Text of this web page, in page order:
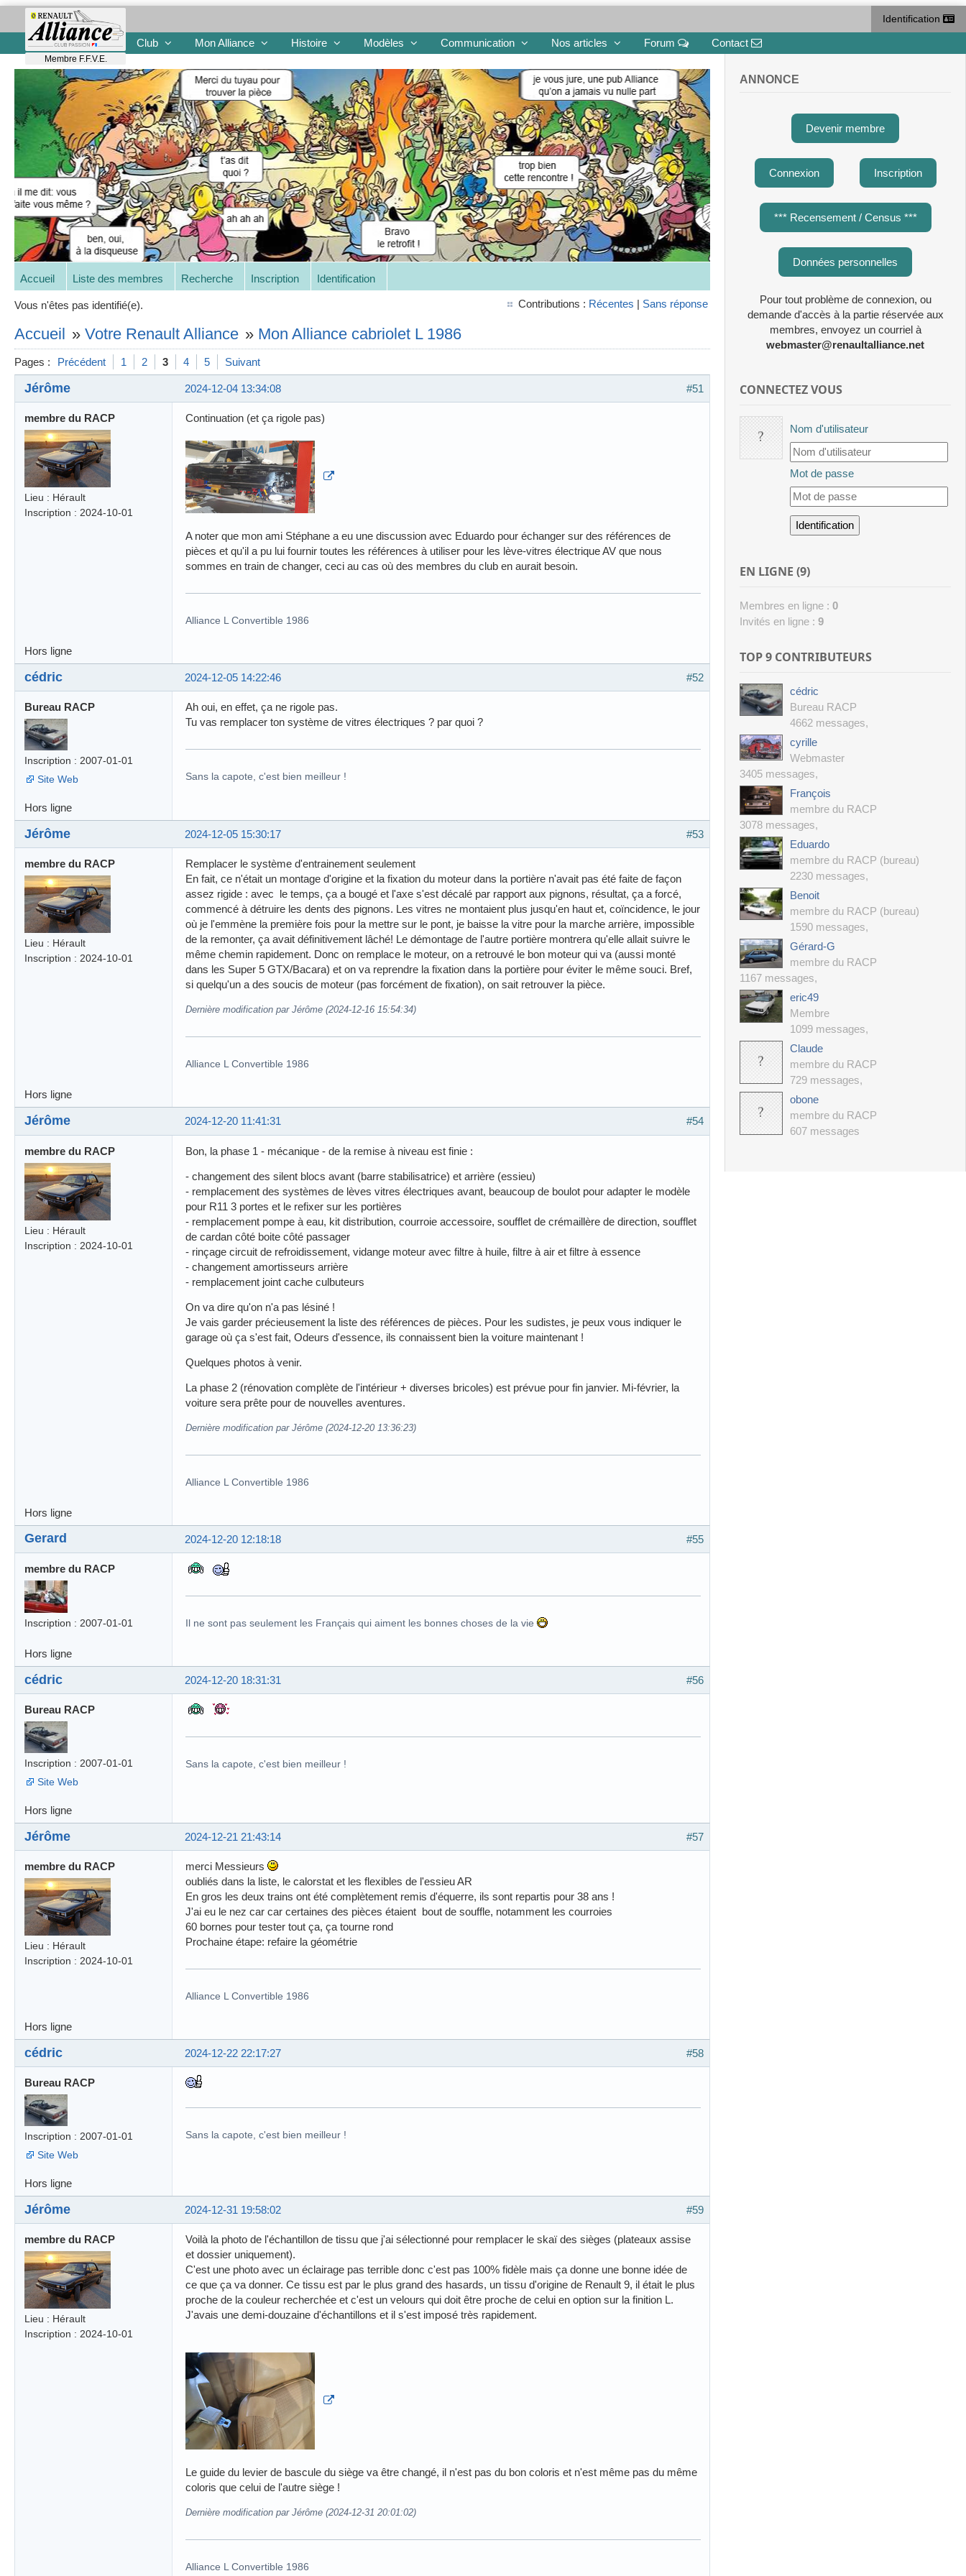
Membre F.F.V.E.
Identification
Club Mon Alliance Histoire Modèles Communication Nos articles Forum Contact
Accueil Liste des membres Recherche Inscription Identification
Vous n'êtes pas identifié(e). Contributions : Récentes | Sans réponse
Accueil » Votre Renault Alliance » Mon Alliance cabriolet L 1986
Pages : Précédent 1 2 3 4 5 Suivant
#51
2024-12-04 13:34:08
Jérôme
membre du RACP
Lieu : Hérault
Inscription : 2024-10-01
Continuation (et ça rigole pas)
A noter que mon ami Stéphane a eu une discussion avec Eduardo pour échanger sur des références de
pièces et qu'il a pu lui fournir toutes les références à utiliser pour les lève-vitres électrique AV que nous
sommes en train de changer, ceci au cas où des membres du club en aurait besoin.
Alliance L Convertible 1986
Hors ligne
#52
2024-12-05 14:22:46
cédric
Bureau RACP
Inscription : 2007-01-01
Site Web
Ah oui, en effet, ça ne rigole pas.
Tu vas remplacer ton système de vitres électriques ? par quoi ?
Sans la capote, c'est bien meilleur !
Hors ligne
#53
2024-12-05 15:30:17
Jérôme
membre du RACP
Lieu : Hérault
Inscription : 2024-10-01
Remplacer le système d'entrainement seulement
En fait, ce n'était un montage d'origine et la fixation du moteur dans la portière n'avait pas été faite de façon
assez rigide : avec le temps, ça a bougé et l'axe s'est décalé par rapport aux pignons, résultat, ça a forcé,
commencé à détruire les dents des pignons. Les vitres ne montaient plus jusqu'en haut et, coïncidence, le jour
où je l'emmène la première fois pour la mettre sur le pont, je baisse la vitre pour la marche arrière, impossible
de la remonter, ça avait définitivement lâché! Le démontage de l'autre portière montrera qu'elle allait suivre le
même chemin rapidement. Donc on remplace le moteur, on a retrouvé le bon moteur qui va (aussi monté
dans les Super 5 GTX/Bacara) et on va reprendre la fixation dans la portière pour éviter le même souci. Bref,
si quelqu'un a des soucis de moteur (pas forcément de fixation), on sait retrouver la pièce.
Dernière modification par Jérôme (2024-12-16 15:54:34)
Alliance L Convertible 1986
Hors ligne
#54
2024-12-20 11:41:31
Jérôme
membre du RACP
Lieu : Hérault
Inscription : 2024-10-01
Bon, la phase 1 - mécanique - de la remise à niveau est finie :
- changement des silent blocs avant (barre stabilisatrice) et arrière (essieu)
- remplacement des systèmes de lèves vitres électriques avant, beaucoup de boulot pour adapter le modèle
pour R11 3 portes et le refixer sur les portières
- remplacement pompe à eau, kit distribution, courroie accessoire, soufflet de crémaillère de direction, soufflet
de cardan côté boite côté passager
- rinçage circuit de refroidissement, vidange moteur avec filtre à huile, filtre à air et filtre à essence
- changement amortisseurs arrière
- remplacement joint cache culbuteurs
On va dire qu'on n'a pas lésiné !
Je vais garder précieusement la liste des références de pièces. Pour les sudistes, je peux vous indiquer le
garage où ça s'est fait, Odeurs d'essence, ils connaissent bien la voiture maintenant !
Quelques photos à venir.
La phase 2 (rénovation complète de l'intérieur + diverses bricoles) est prévue pour fin janvier. Mi-février, la
voiture sera prête pour de nouvelles aventures.
Dernière modification par Jérôme (2024-12-20 13:36:23)
Alliance L Convertible 1986
Hors ligne
#55
2024-12-20 12:18:18
Gerard
membre du RACP
Inscription : 2007-01-01 Il ne sont pas seulement les Français qui aiment les bonnes choses de la vie
Hors ligne
#56
2024-12-20 18:31:31
cédric
Bureau RACP
Inscription : 2007-01-01
Site Web
Sans la capote, c'est bien meilleur !
Hors ligne
#57
2024-12-21 21:43:14
Jérôme
membre du RACP
Lieu : Hérault
Inscription : 2024-10-01
merci Messieurs
oubliés dans la liste, le calorstat et les flexibles de l'essieu AR
En gros les deux trains ont été complètement remis d'équerre, ils sont repartis pour 38 ans !
J'ai eu le nez car car certaines des pièces étaient bout de souffle, notamment les courroies
60 bornes pour tester tout ça, ça tourne rond
Prochaine étape: refaire la géométrie
Alliance L Convertible 1986
Hors ligne
#58
2024-12-22 22:17:27
cédric
Bureau RACP
Inscription : 2007-01-01
Site Web
Sans la capote, c'est bien meilleur !
Hors ligne
#59
2024-12-31 19:58:02
Jérôme
membre du RACP
Lieu : Hérault
Inscription : 2024-10-01
Voilà la photo de l'échantillon de tissu que j'ai sélectionné pour remplacer le skaï des sièges (plateaux assise
et dossier uniquement).
C'est une photo avec un éclairage pas terrible donc c'est pas 100% fidèle mais ça donne une bonne idée de
ce que ça va donner. Ce tissu est par le plus grand des hasards, un tissu d'origine de Renault 9, il était le plus
proche de la couleur recherchée et c'est un velours qui doit être proche de celui en option sur la finition L.
J'avais une demi-douzaine d'échantillons et il s'est imposé très rapidement.
Le guide du levier de bascule du siège va être changé, il n'est pas du bon coloris et n'est même pas du même
coloris que celui de l'autre siège !
Dernière modification par Jérôme (2024-12-31 20:01:02)
Alliance L Convertible 1986
ANNONCE
Devenir membre
Connexion Inscription
*** Recensement / Census ***
Données personnelles
Pour tout problème de connexion, ou
demande d'accès à la partie réservée aux
membres, envoyez un courriel à
webmaster@renaultalliance.net
CONNECTEZ VOUS
Nom d'utilisateur
Mot de passe
EN LIGNE (9)
Membres en ligne : 0
Invités en ligne : 9
TOP 9 CONTRIBUTEURS
cédric
Bureau RACP
4662 messages,
cyrille
Webmaster
3405 messages,
François
membre du RACP
3078 messages,
Eduardo
membre du RACP (bureau)
2230 messages,
Benoit
membre du RACP (bureau)
1590 messages,
Gérard-G
membre du RACP
1167 messages,
eric49
Membre
1099 messages,
Claude
membre du RACP
729 messages,
obone
membre du RACP
607 messages